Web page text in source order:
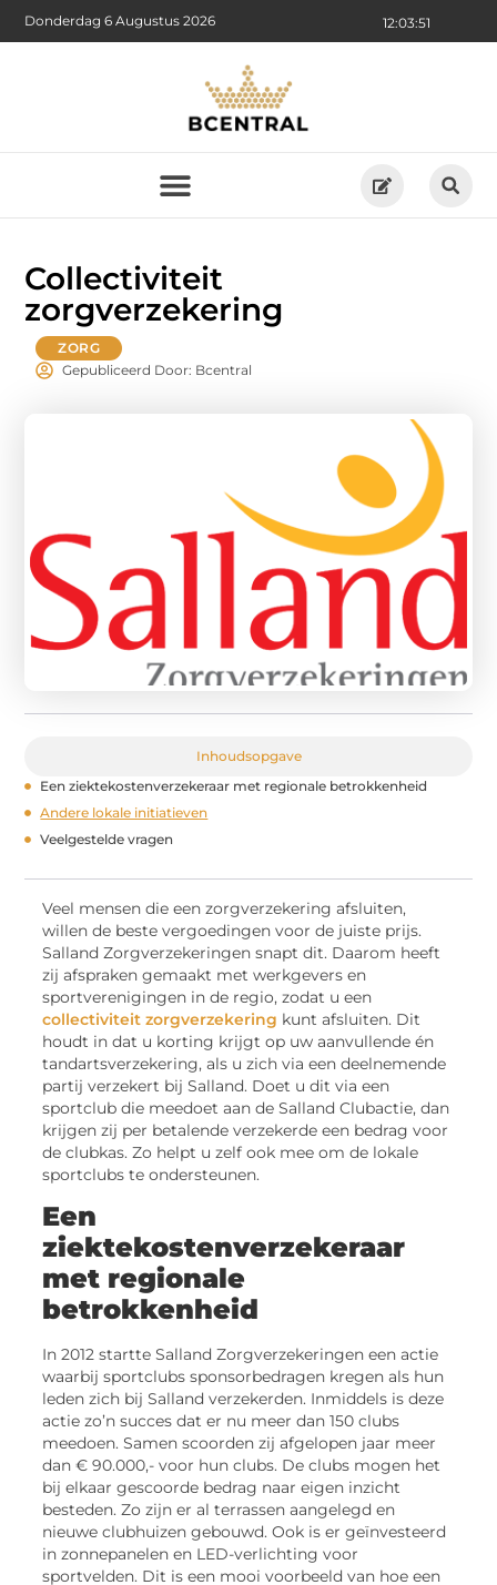
12:03:52
Donderdag 6 Augustus 2026
Collectiviteit
zorgverzekering
ZORG
Gepubliceerd Door: Bcentral
Inhoudsopgave
Een ziektekostenverzekeraar met regionale betrokkenheid
Andere lokale initiatieven
Veelgestelde vragen
Veel mensen die een zorgverzekering afsluiten,
willen de beste vergoedingen voor de juiste prijs.
Salland Zorgverzekeringen snapt dit. Daarom heeft
zij afspraken gemaakt met werkgevers en
sportverenigingen in de regio, zodat u een
collectiviteit zorgverzekering kunt afsluiten. Dit
houdt in dat u korting krijgt op uw aanvullende én
tandartsverzekering, als u zich via een deelnemende
partij verzekert bij Salland. Doet u dit via een
sportclub die meedoet aan de Salland Clubactie, dan
krijgen zij per betalende verzekerde een bedrag voor
de clubkas. Zo helpt u zelf ook mee om de lokale
sportclubs te ondersteunen.
Een
ziektekostenverzekeraar
met regionale
betrokkenheid
In 2012 startte Salland Zorgverzekeringen een actie
waarbij sportclubs sponsorbedragen kregen als hun
leden zich bij Salland verzekerden. Inmiddels is deze
actie zo’n succes dat er nu meer dan 150 clubs
meedoen. Samen scoorden zij afgelopen jaar meer
dan € 90.000,- voor hun clubs. De clubs mogen het
bij elkaar gescoorde bedrag naar eigen inzicht
besteden. Zo zijn er al terrassen aangelegd en
nieuwe clubhuizen gebouwd. Ook is er geïnvesteerd
in zonnepanelen en LED-verlichting voor
sportvelden. Dit is een mooi voorbeeld van hoe een